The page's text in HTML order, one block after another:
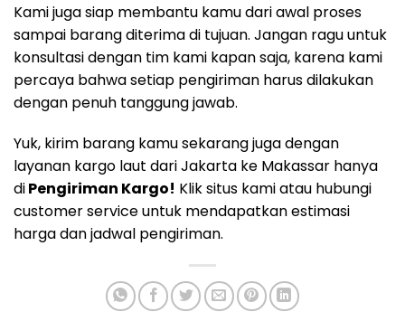
Kami juga siap membantu kamu dari awal proses
sampai barang diterima di tujuan. Jangan ragu untuk
konsultasi dengan tim kami kapan saja, karena kami
percaya bahwa setiap pengiriman harus dilakukan
dengan penuh tanggung jawab.
Yuk, kirim barang kamu sekarang juga dengan
layanan kargo laut dari Jakarta ke Makassar hanya
diPengiriman Kargo! Klik situs kami atau hubungi
customer service untuk mendapatkan estimasi
harga dan jadwal pengiriman.